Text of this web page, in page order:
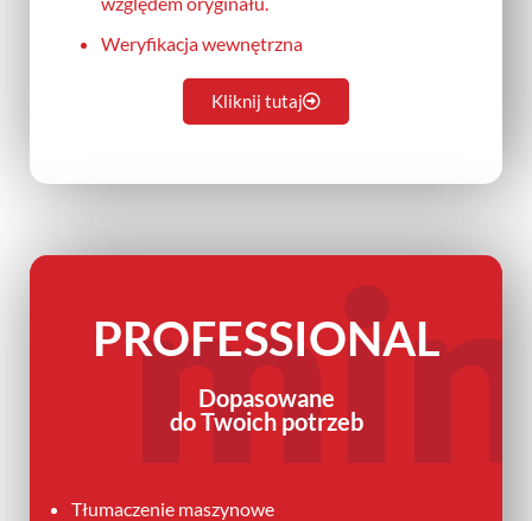
Weryfikacja wewnętrzna
Kliknij tutaj
PROFESSIONAL
Dopasowane
do Twoich potrzeb
Tłumaczenie maszynowe